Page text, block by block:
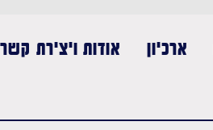
ארכיון אודות ויצירת קשר